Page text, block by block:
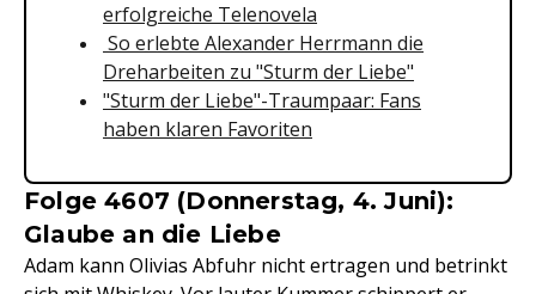
erfolgreiche Telenovela
So erlebte Alexander Herrmann die
Dreharbeiten zu "Sturm der Liebe"
"Sturm der Liebe"-Traumpaar: Fans
haben klaren Favoriten
Folge 4607 (Donnerstag, 4. Juni):
Glaube an die Liebe
Adam kann Olivias Abfuhr nicht ertragen und betrinkt